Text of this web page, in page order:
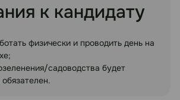
к кандидату
физически и проводить день на
садоводства будет